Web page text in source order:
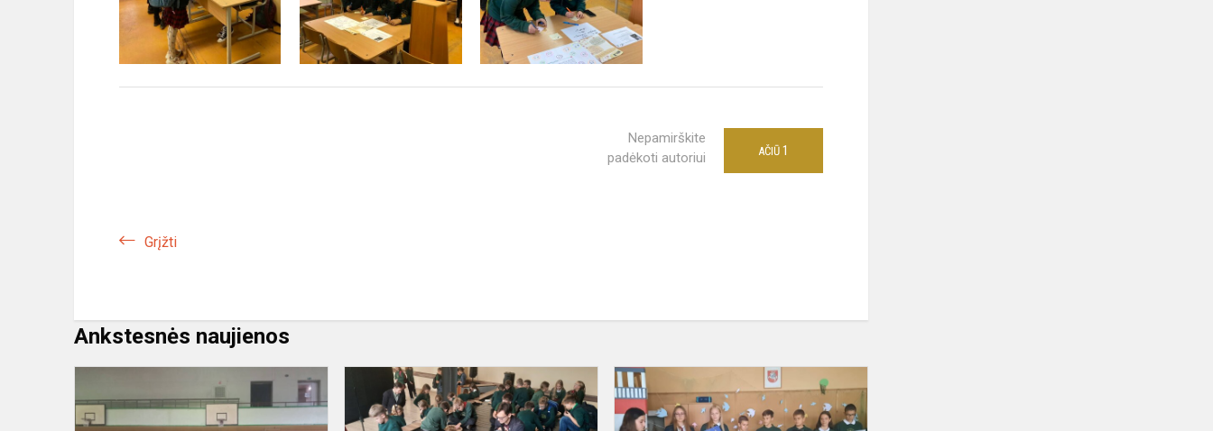
Nepamirškite
padėkoti autoriui
AČIŪ 1
Grįžti
Ankstesnės naujienos
miesto
Kauno
miesto
muziejaus
diena